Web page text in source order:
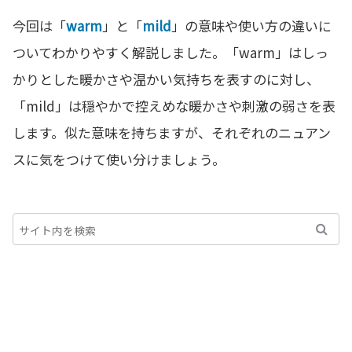
今回は「warm」と「mild」の意味や使い方の違いに
ついてわかりやすく解説しました。「warm」はしっ
かりとした暖かさや温かい気持ちを表すのに対し、
「mild」は穏やかで控えめな暖かさや刺激の弱さを表
します。似た意味を持ちますが、それぞれのニュアン
スに気をつけて使い分けましょう。